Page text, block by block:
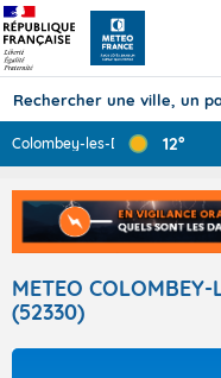
TOUS
Colombey-les-De... 12°
METEO COLOMBEY-
(52330)